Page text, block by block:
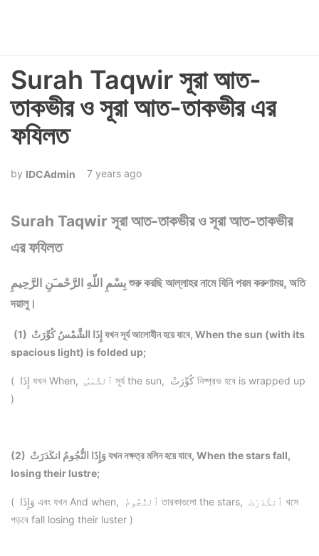
Surah Taqwir সূরা আত-
তাকভীর ও সূরা আত-তাকভীর এর
ফযিলত
IDCAdmin 7 years ago
Surah Taqwir সূরা আত-তাকভীর ও সূরা আত-তাকভীর
এর ফযিলত
بِسْمِ اللّهِ الرَّحْمـَنِ الرَّحِيمِ শুরু করছি আল্লাহর নামে যিনি পরম করুণাময়, অতি
দয়ালু।
(1) إِذَا الشَّمْسُ كُوِّرَتْ যখন সূর্য আলোহীন হয়ে যাবে, When the sun (with its
spacious light) is folded up;
( إِذَا যখন When, ٱلشَّمْسُ সূর্য the sun, كُوِّرَتْ নিষ্প্রভ হবে is wrapped up
)
(2) وَإِذَا النُّجُومُ انكَدَرَتْ যখন নক্ষত্র মলিন হয়ে যাবে, When the stars fall,
losing their lustre;
( وَإِذَا এবং যখন And when, ٱلنُّجُومُ তারকাগুলো the stars, ٱنكَدَرَتْ খসে
পড়বে fall losing their luster )